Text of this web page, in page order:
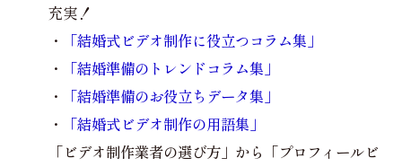
充実！
・
「結婚式ビデオ制作に役立つコラム集」
・
「結婚準備のトレンドコラム集」
・
「結婚準備のお役立ちデータ集」
・
「結婚式ビデオ制作の用語集」
「ビデオ制作業者の選び方」から「プロフィールビ